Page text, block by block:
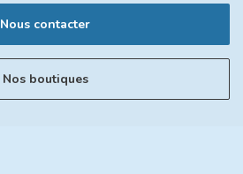
Nous contacter
Nos boutiques